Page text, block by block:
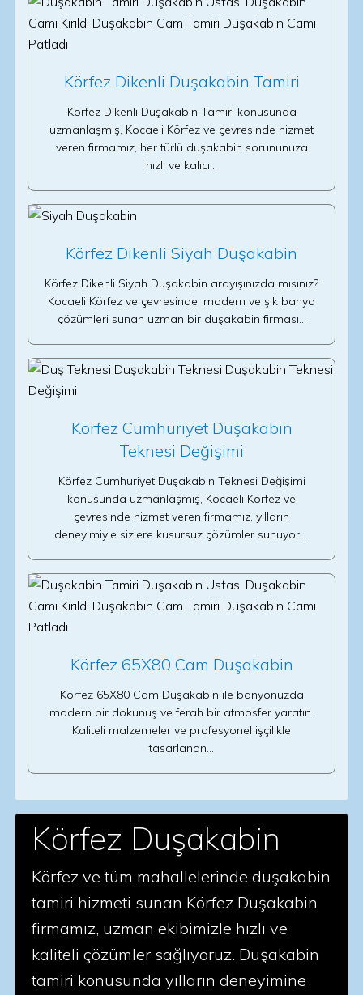
Körfez Dikenli Duşakabin Tamiri
Körfez Dikenli Duşakabin Tamiri konusunda
uzmanlaşmış, Kocaeli Körfez ve çevresinde hizmet
veren firmamız, her türlü duşakabin sorununuza
hızlı ve kalıcı…
Körfez Dikenli Siyah Duşakabin
Körfez Dikenli Siyah Duşakabin arayışınızda mısınız?
Kocaeli Körfez ve çevresinde, modern ve şık banyo
çözümleri sunan uzman bir duşakabin firması…
Körfez Cumhuriyet Duşakabin
Teknesi Değişimi
Körfez Cumhuriyet Duşakabin Teknesi Değişimi
konusunda uzmanlaşmış, Kocaeli Körfez ve
çevresinde hizmet veren firmamız, yılların
deneyimiyle sizlere kusursuz çözümler sunuyor.…
Körfez 65X80 Cam Duşakabin
Körfez 65X80 Cam Duşakabin ile banyonuzda
modern bir dokunuş ve ferah bir atmosfer yaratın.
Kaliteli malzemeler ve profesyonel işçilikle
tasarlanan…
Körfez Duşakabin
Körfez ve tüm mahallelerinde duşakabin
tamiri hizmeti sunan Körfez Duşakabin
firmamız, uzman ekibimizle hızlı ve
kaliteli çözümler sağlıyoruz. Duşakabin
tamiri konusunda yılların deneyimine